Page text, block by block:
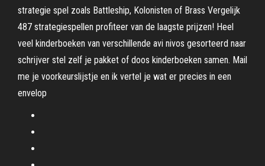
strategie spel zoals Battleship, Kolonisten of Brass Vergelijk
487 strategiespellen profiteer van de laagste prijzen! Heel
veel kinderboeken van verschillende avi nivos gesorteerd naar
schrijver stel zelf je pakket of doos kinderboeken samen. Mail
me je voorkeurslijstje en ik vertel je wat er precies in een
envelop